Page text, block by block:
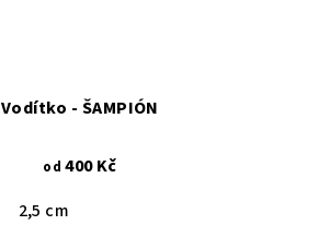
Vodítko - ŠAMPIÓN
od 400 Kč
2,5 cm